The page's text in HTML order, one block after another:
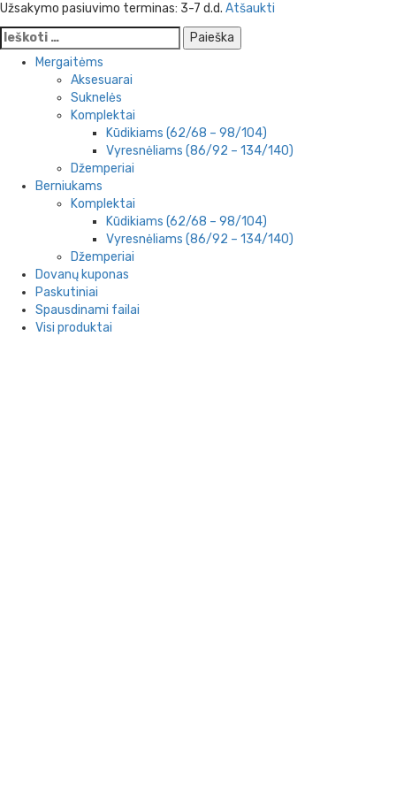
Užsakymo pasiuvimo terminas: 3-7 d.d. Atšaukti
Ieškoti:
Mergaitėms
Aksesuarai
Suknelės
Komplektai
Kūdikiams (62/68 – 98/104)
Vyresnėliams (86/92 – 134/140)
Džemperiai
Berniukams
Komplektai
Kūdikiams (62/68 – 98/104)
Vyresnėliams (86/92 – 134/140)
Džemperiai
Dovanų kuponas
Paskutiniai
Spausdinami failai
Visi produktai